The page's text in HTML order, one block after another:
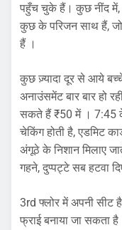
पहुँच चुके हैं। कुछ नींद में,
कुछ के परिजन साथ हैं,
हैं ।
कुछ ज़्यादा दूर से आये
अनाउंसमेंट बार बार हो
सकते हैं ₹50 में । 7:45
चेकिंग होती है, एडमिट
अंगूठे के निशान मिलाए
गहने, दुप्पट्टे सब हटवा
3rd फ्लोर में अपनी सीट
फ्राई बनाया जा सकता